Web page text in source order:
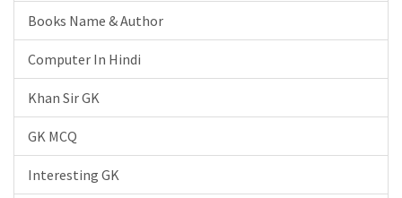
Books Name & Author
Computer In Hindi
Khan Sir GK
GK MCQ
Interesting GK